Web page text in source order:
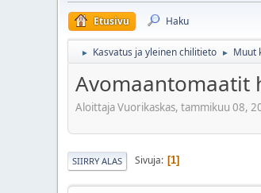
Etusivu Haku
► Kasvatus ja yleinen chilitieto ► Muut
Avomaantomaatit
Aloittaja Vuorikaskas, tammikuu 08,
SIIRRY ALAS Sivuja 1